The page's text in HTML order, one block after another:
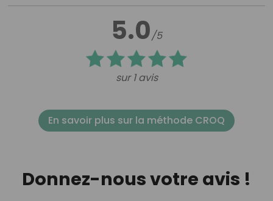
5.0/5
sur 1 avis
En savoir plus sur la méthode CROQ
Donnez-nous votre avis !